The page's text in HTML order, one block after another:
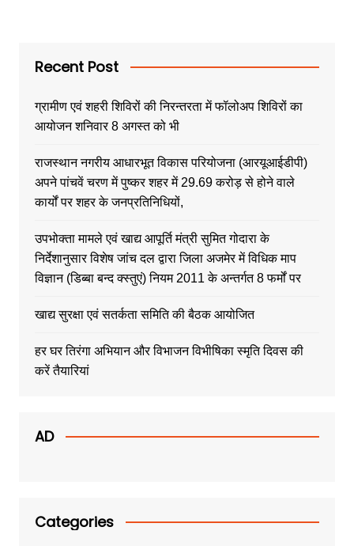
Recent Post
ग्रामीण एवं शहरी शिविरों की निरन्तरता में फॉलोअप शिविरों का
आयोजन शनिवार 8 अगस्त को भी
राजस्थान नगरीय आधारभूत विकास परियोजना (आरयूआईडीपी)
अपने पांचवें चरण में पुष्कर शहर में 29.69 करोड़ से होने वाले
कार्यों पर शहर के जनप्रतिनिधियों,
उपभोक्ता मामले एवं खाद्य आपूर्ति मंत्री सुमित गोदारा के
निर्देशानुसार विशेष जांच दल द्वारा जिला अजमेर में विधिक माप
विज्ञान (डिब्बा बन्द क्स्तुएं) नियम 2011 के अन्तर्गत 8 फर्मों पर
खाद्य सुरक्षा एवं सतर्कता समिति की बैठक आयोजित
हर घर तिरंगा अभियान और विभाजन विभीषिका स्मृति दिवस की
करें तैयारियां
AD
Categories